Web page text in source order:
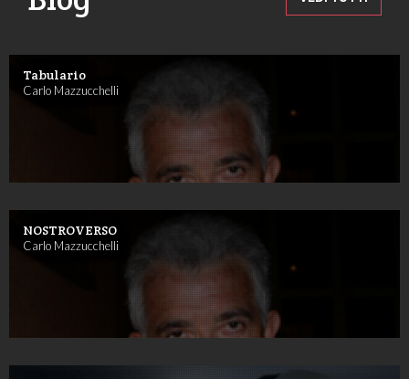
Tabulario
Carlo Mazzucchelli
NOSTROVERSO
Carlo Mazzucchelli